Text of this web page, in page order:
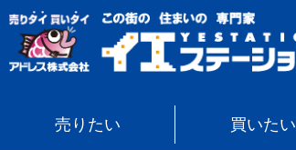
売りたい 買いたい
イエステーション » 地域ブログ